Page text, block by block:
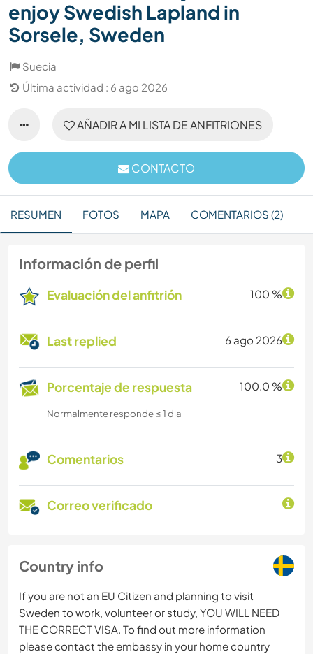
enjoy Swedish Lapland in
Sorsele, Sweden
Suecia
Última actividad : 6 ago 2026
AÑADIR A MI LISTA DE ANFITRIONES
CONTACTO
RESUMEN FOTOS MAPA COMENTARIOS (2)
Información de perfil
Evaluación del anfitrión 100 %
Last replied 6 ago 2026
Porcentaje de respuesta 100.0 %
Normalmente responde ≤ 1 dia
Comentarios 3
Correo verificado
Country info
If you are not an EU Citizen and planning to visit
Sweden to work, volunteer or study, YOU WILL NEED
THE CORRECT VISA. To find out more information
please contact the embassy in your home country